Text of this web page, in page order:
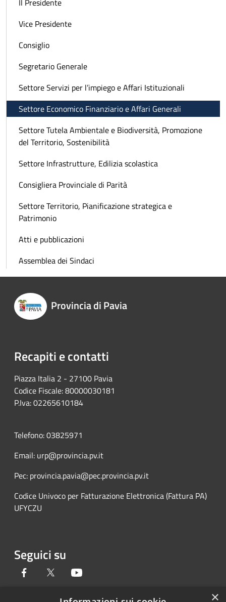
Vice Presidente
Consiglio
Segretario Generale
Settore Servizi per l’impiego e Affari Istituzionali
Settore Economico Finanziario e Affari Generali
Settore Tutela Ambientale e Biodiversità, Promozione
del Territorio, Sostenibilità
Settore Infrastrutture, Edilizia scolastica
Consigliera Provinciale di Parità
Settore Territorio, Pianificazione strategica e
Patrimonio
Atti e pubblicazioni
Assemblea dei Sindaci
Provincia di Pavia
Recapiti e contatti
Piazza Italia 2 - 27100 Pavia
Codice Fiscale: 80000030181
P.Iva: 02265610184
Telefono: 03825971
Email: urp@provincia.pv.it
Pec: provincia.pavia@pec.provincia.pv.it
Codice Univoco per Fatturazione Elettronica (Fattura PA)
UFYCZU
Seguici su
Facebook Twitter
×